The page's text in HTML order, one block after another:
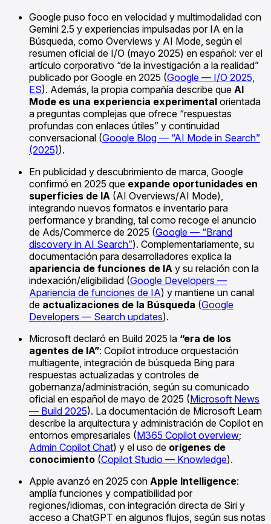
Google puso foco en velocidad y multimodalidad con
Gemini 2.5 y experiencias impulsadas por IA en la
Búsqueda, como Overviews y AI Mode, según el
resumen oficial de I/O (mayo 2025) en español: ver el
artículo corporativo “de la investigación a la realidad”
publicado por Google en 2025 (Google — I/O 2025,
ES). Además, la propia compañía describe que AI
Mode es una experiencia experimental orientada
a preguntas complejas que ofrece “respuestas
profundas con enlaces útiles” y continuidad
conversacional (Google Blog — “AI Mode in Search”
(2025)).
En publicidad y descubrimiento de marca, Google
confirmó en 2025 que expande oportunidades en
superficies de IA (AI Overviews/AI Mode),
integrando nuevos formatos e inventario para
performance y branding, tal como recoge el anuncio
de Ads/Commerce de 2025 (Google — “Brand
discovery in AI Search”). Complementariamente, su
documentación para desarrolladores explica la
apariencia de funciones de IA y su relación con la
indexación/eligibilidad (Google Developers —
Apariencia de funciones de IA) y mantiene un canal
de actualizaciones de la Búsqueda (Google
Developers — Search updates).
Microsoft declaró en Build 2025 la “era de los
agentes de IA”: Copilot introduce orquestación
multiagente, integración de búsqueda Bing para
respuestas actualizadas y controles de
gobernanza/administración, según su comunicado
oficial en español de mayo de 2025 (Microsoft News
— Build 2025). La documentación de Microsoft Learn
describe la arquitectura y administración de Copilot en
entornos empresariales (M365 Copilot overview;
Admin Copilot Chat) y el uso de orígenes de
conocimiento (Copilot Studio — Knowledge).
Apple avanzó en 2025 con Apple Intelligence:
amplía funciones y compatibilidad por
regiones/idiomas, con integración directa de Siri y
acceso a ChatGPT en algunos flujos, según sus notas